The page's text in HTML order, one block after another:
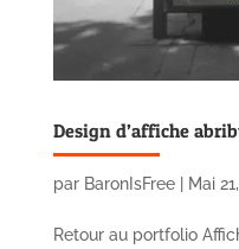
Design d’affiche
par BaronIsFree| Mai
Retour au portfolio